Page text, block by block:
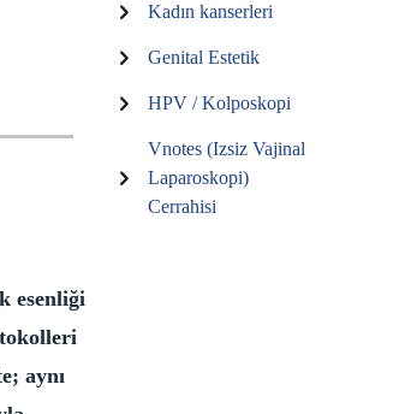
esenliği
aynı
Kadın kanserleri
Genital Estetik
HPV / Kolposkopi
Vnotes (Izsiz Vajinal
Laparoskopi)
Cerrahisi